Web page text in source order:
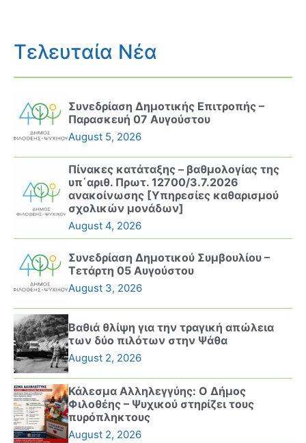
Τελευταία Νέα
Συνεδρίαση Δημοτικής Επιτροπής –
Παρασκευή 07 Αυγούστου
August 5, 2026
Πίνακες κατάταξης – βαθμολογίας της
υπ΄αριθ. Πρωτ. 12700/3.7.2026
ανακοίνωσης [Υπηρεσίες καθαρισμού
σχολικών μονάδων]
August 4, 2026
Συνεδρίαση Δημοτικού Συμβουλίου –
Τετάρτη 05 Αυγούστου
August 3, 2026
Βαθιά θλίψη για την τραγική απώλεια
των δύο πιλότων στην Ψάθα
August 2, 2026
Κάλεσμα Αλληλεγγύης: Ο Δήμος
Φιλοθέης – Ψυχικού στηρίζει τους
πυρόπληκτους
August 2, 2026